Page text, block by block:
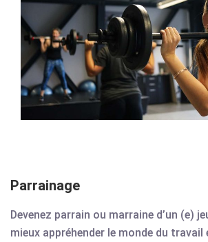
Parrainage
Devenez parrain ou marraine d’un (e)
mieux appréhender le monde du travail